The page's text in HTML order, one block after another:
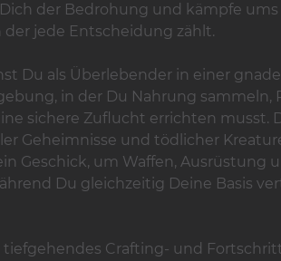
der Bedrohung und kämpfe
der jede Entscheidung zählt.
Du als Überlebender in einer
in der Du Nahrung sammeln,
sichere Zuflucht errichten musst.
Geheimnisse und tödlicher
Geschick, um Waffen, Ausrüstung
Du gleichzeitig Deine Basis
tiefgehendes Crafting- und